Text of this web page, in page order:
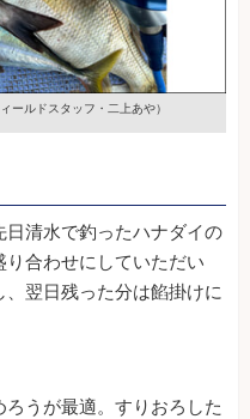
ールドスタッフ・二上あや）
清水で釣ったハナダイの
合わせにしていただい
翌日残った分は餡掛けに
うが最適。すりおろした